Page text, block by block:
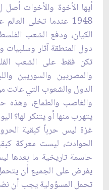
أيها الأخوة والأخوات
1948 عندما تخلى
الكيان، ودفع الشعب
دول المنطقة آثار وسلبيات
تكن فقط على ‏الشعب
والمصريين والسوريين
الدول ‏والشعوب التي عانت
والغاصب والطماع، وهذه
يتهرب منها أو يتنكر لها؟
غزة ليس حرباً كبقية
الحوادث، ليست معركة
‏حاسمة تاريخية ما بعدها
يفرض على الجميع أن
تحمل المسؤولية يجب أن